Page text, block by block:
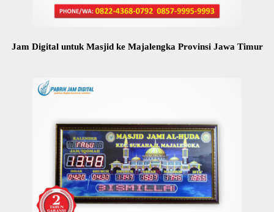
Jam Digital untuk Masjid ke Majalengka Provinsi Jawa Timur